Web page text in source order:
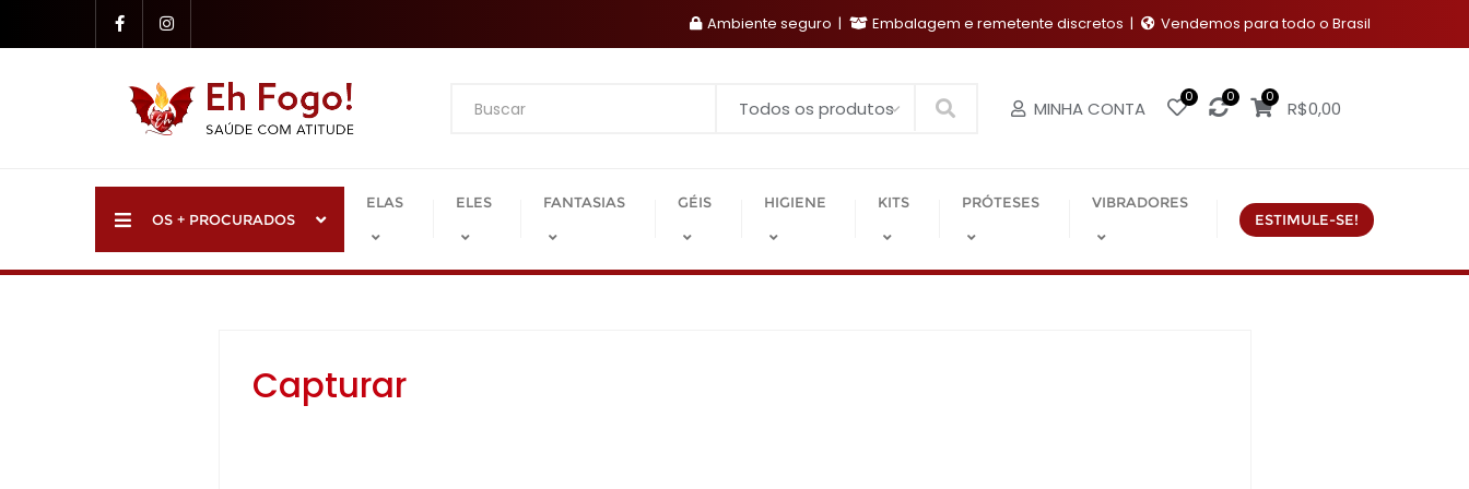
to
Ambiente seguro Embalagem e remetente discretos Vendemos para todo o Brasil
Search MINHA CONTA
0 0 0
R$0,00
OS + PROCURADOS
ELAS ELES FANTASIAS GÉIS HIGIENE KITS PRÓTESES
VIBRADORES
ESTIMULE-SE!
Capturar